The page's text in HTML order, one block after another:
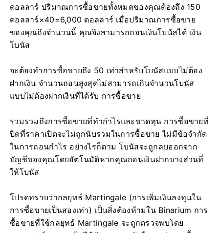
ดอลลาร์ ปริมาณการซื้อขายทั้งหมดของคุณต้องถึง 150
ดอลลาร์×40=6,000 ดอลลาร์ เมื่อปริมาณการซื้อขาย
ของคุณถึงจำนวนนี้ คุณจึงสามารถถอนเงินโบนัสได้ เงิน
โบนัส
จะต้องทำการซื้อขายถึง 50 เท่าสำหรับโบนัสแบบไม่ต้อง
ฝากเงิน จำนวนถอนสูงสุดไม่สามารถเกินจำนวนโบนัส
แบบไม่ต้องฝากเงินที่ได้รับ การซื้อขาย
รวมรวมถึงการซื้อขายที่ทำกำไรและขาดทุน การซื้อขายที่
ปิดที่ราคาเปิดจะไม่ถูกนับรวมในการซื้อขาย ไม่มีข้อจำกัด
ในการถอนกำไร อย่างไรก็ตาม โบนัสจะถูกลบออกจาก
บัญชีของคุณโดยอัตโนมัติหากคุณถอนเงินฝากบางส่วนที่
ให้โบนัส
โปรดทราบว่ากลยุทธ์ Martingale (การเพิ่มเงินลงทุนใน
การซื้อขายเป็นสองเท่า) เป็นสิ่งต้องห้ามใน Binarium การ
ซื้อขายที่ใช้กลยุทธ์ Martingale จะถูกตรวจพบโดย